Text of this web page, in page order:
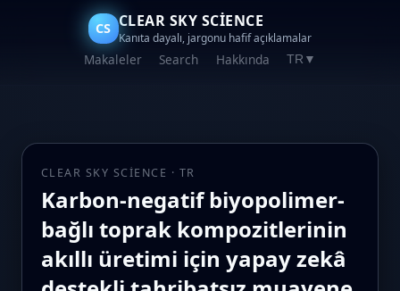
CS CLEAR SKY SCIENCE
Kanıta dayalı, jargonu hafif açıklamalar
Makaleler Search Hakkında TR ▼
CLEAR SKY SCIENCE · TR
Karbon-negatif biyopolimer-
bağlı toprak kompozitlerinin
akıllı üretimi için yapay zekâ